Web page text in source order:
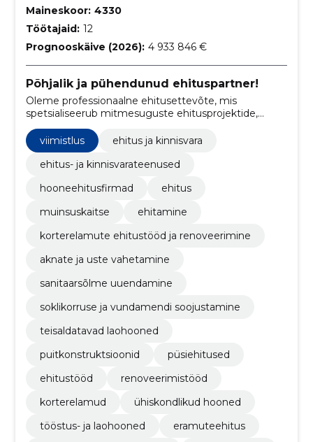
Maineskoor: 4330
Töötajaid: 12
Prognooskäive (2026): 4 933 846 €
Põhjalik ja pühendunud ehituspartner!
Oleme professionaalne ehitusettevõte, mis
spetsialiseerub mitmesuguste ehitusprojektide,
sealhulgas korterelamute renoveerimistööde,
ühiskondlike hoonete ehitustööde ja tööstus- ning
laohoonete ehitustööde teostamisel.
viimistlus
ehitus ja kinnisvara
ehitus- ja kinnisvarateenused
hooneehitusfirmad
ehitus
muinsuskaitse
ehitamine
korterelamute ehitustööd ja renoveerimine
aknate ja uste vahetamine
sanitaarsõlme uuendamine
soklikorruse ja vundamendi soojustamine
teisaldatavad laohooned
puitkonstruktsioonid
püsiehitused
ehitustööd
renoveerimistööd
korterelamud
ühiskondlikud hooned
tööstus- ja laohooned
eramuteehitus